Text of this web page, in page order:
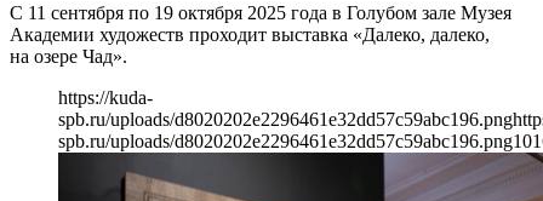
С 11 сентября по 19 октября 2025 года в Голубом зале Музея
Академии художеств проходит выставка «Далеко, далеко,
на озере Чад».
https://kuda-
spb.ru/uploads/d8020202e2296461e32dd57c59abc196.png
spb.ru/uploads/d8020202e2296461e32dd57c59abc196.png